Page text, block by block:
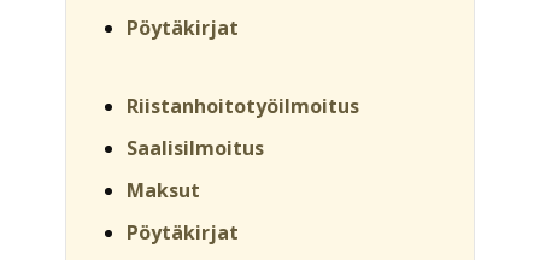
Pöytäkirjat
Riistanhoitotyöilmoitus
Saalisilmoitus
Maksut
Pöytäkirjat